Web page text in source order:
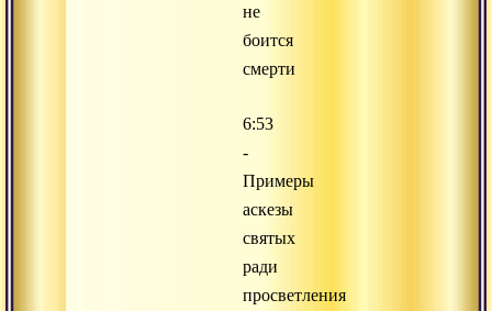
не
боится
смерти
6:53
-
Примеры
аскезы
святых
ради
просветления